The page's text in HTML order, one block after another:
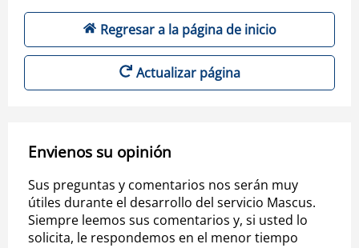
Regresar a la página de inicio
Actualizar página
Envienos su opinión
Sus preguntas y comentarios nos serán muy
útiles durante el desarrollo del servicio Mascus.
Siempre leemos sus comentarios y, si usted lo
solicita, le respondemos en el menor tiempo